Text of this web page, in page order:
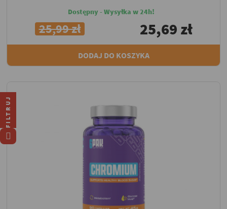
Dostępny - Wysyłka w 24h!
25,99 zł 25,69 zł
DODAJ DO KOSZYKA
FILTRUJ